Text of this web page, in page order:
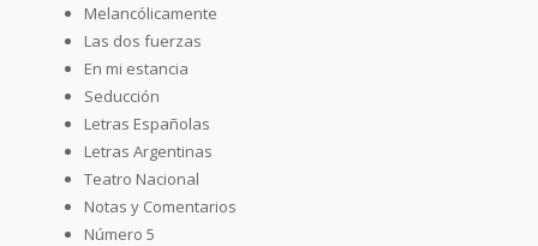
Melancólicamente
Las dos fuerzas
En mi estancia
Seducción
Letras Españolas
Letras Argentinas
Teatro Nacional
Notas y Comentarios
Número 5